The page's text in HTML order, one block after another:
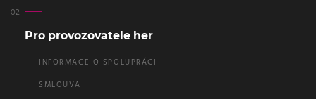
Pro provozovatele her
INFORMACE O SPOLUPRÁCI
SMLOUVA